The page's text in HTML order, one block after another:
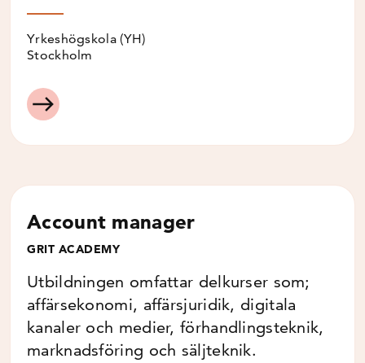
Yrkeshögskola (YH)
Stockholm
Account manager
GRIT ACADEMY
Utbildningen omfattar delkurser som;
affärsekonomi, affärsjuridik, digitala
kanaler och medier, förhandlingsteknik,
marknadsföring och säljteknik.